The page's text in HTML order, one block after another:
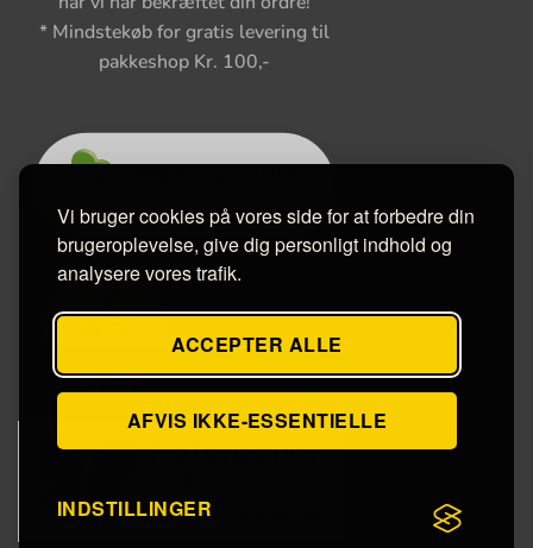
Vi bruger cookies på vores side for at forbedre din
brugeroplevelse, give dig personligt indhold og
analysere vores trafik.
ACCEPTER ALLE
AFVIS IKKE-ESSENTIELLE
INDSTILLINGER
* Mindstekøb for gratis levering til
pakkeshop Kr. 100,-